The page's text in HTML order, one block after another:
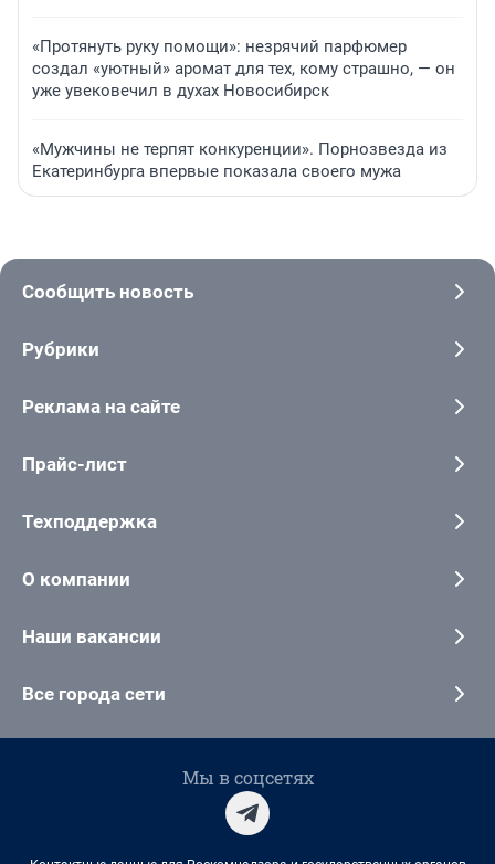
«Протянуть руку помощи»: незрячий парфюмер
создал «уютный» аромат для тех, кому страшно, — он
уже увековечил в духах Новосибирск
«Мужчины не терпят конкуренции». Порнозвезда из
Екатеринбурга впервые показала своего мужа
Сообщить новость
Рубрики
Реклама на сайте
Прайс-лист
Техподдержка
О компании
Наши вакансии
Все города сети
Мы в соцсетях